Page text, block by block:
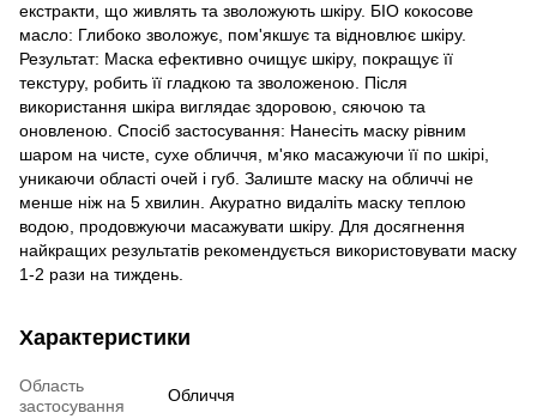
екстракти, що живлять та зволожують шкіру. БІО кокосове
масло: Глибоко зволожує, пом'якшує та відновлює шкіру.
Результат: Маска ефективно очищує шкіру, покращує її
текстуру, робить її гладкою та зволоженою. Після
використання шкіра виглядає здоровою, сяючою та
оновленою. Спосіб застосування: Нанесіть маску рівним
шаром на чисте, сухе обличчя, м'яко масажуючи її по шкірі,
уникаючи області очей і губ. Залиште маску на обличчі не
менше ніж на 5 хвилин. Акуратно видаліть маску теплою
водою, продовжуючи масажувати шкіру. Для досягнення
найкращих результатів рекомендується використовувати маску
1-2 рази на тиждень.
Характеристики
Область
застосування
Обличчя